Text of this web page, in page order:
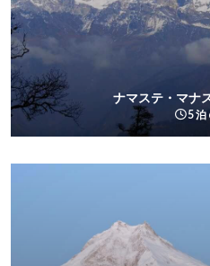
ナマステ・マナ
5 泊